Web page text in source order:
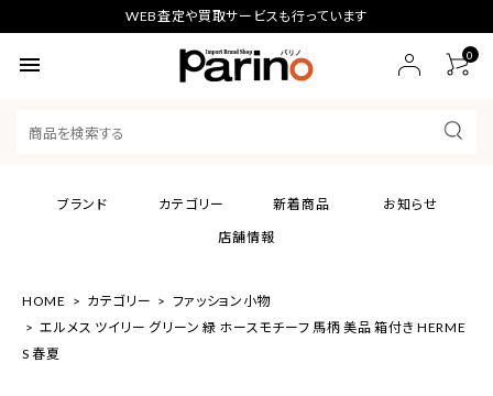
WEB査定や買取サービスも行っています
menu 0
ブランド カテゴリー 新着商品
お知らせ
店舗情報
HOME カテゴリー
ファッション小物
エルメス ツイリー グリーン 緑 ホースモチーフ 馬柄 美品 箱付き HERME
S 春夏